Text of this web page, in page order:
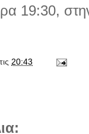
19:30,
20:43